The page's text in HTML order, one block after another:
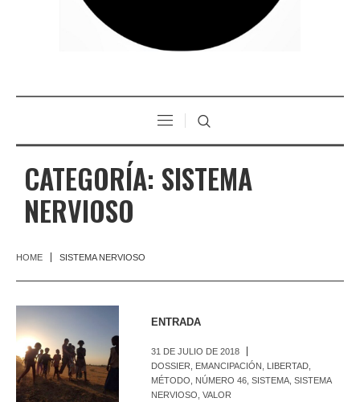
CATEGORÍA: SISTEMA
NERVIOSO
HOME SISTEMA NERVIOSO
ENTRADA
31 DE JULIO DE 2018
DOSSIER
EMANCIPACIÓN LIBERTAD
MÉTODO
NÚMERO 46 ,SISTEMA ,SISTEMA
NERVIOSO ,VALOR